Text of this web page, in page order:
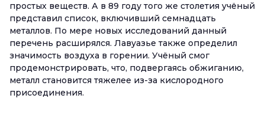
простых веществ. А в 89 году того же столетия учёный
представил список, включивший семнадцать
металлов. По мере новых исследований данный
перечень расширялся. Лавуазье также определил
значимость воздуха в горении. Учёный смог
продемонстрировать, что, подвергаясь обжиганию,
металл становится тяжелее из-за кислородного
присоединения.